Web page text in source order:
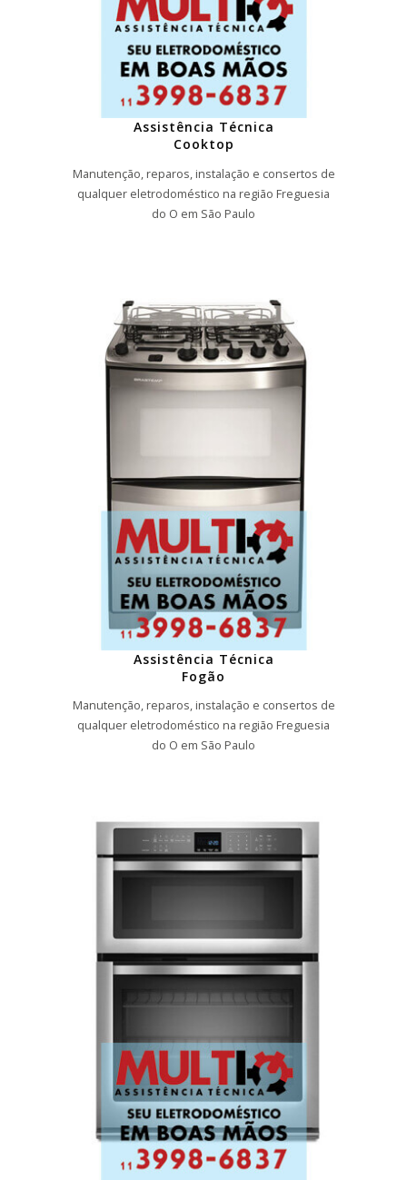
Assistência Técnica
Cooktop
Manutenção, reparos, instalação e consertos de
qualquer eletrodoméstico na região Freguesia
do O em São Paulo
Assistência Técnica
Fogão
Manutenção, reparos, instalação e consertos de
qualquer eletrodoméstico na região Freguesia
do O em São Paulo